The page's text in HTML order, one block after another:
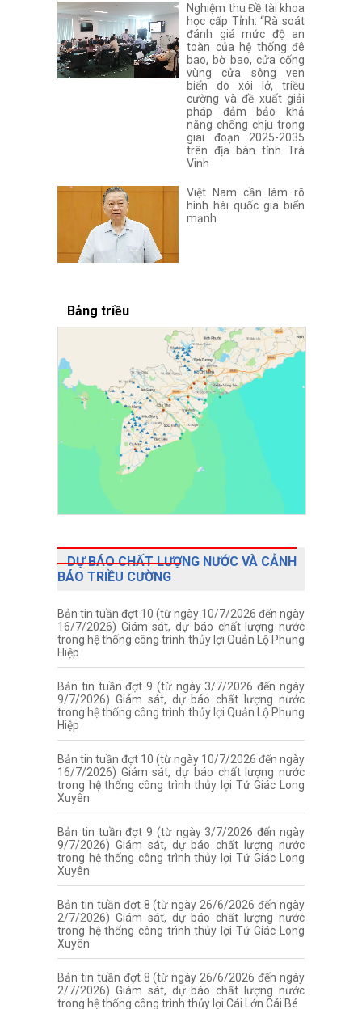
Nghiệm thu Đề tài khoa
học cấp Tỉnh: “Rà soát
đánh giá mức độ an
toàn của hệ thống đê
bao, bờ bao, cửa cống
vùng cửa sông ven
biển do xói lở, triều
cường và đề xuất giải
pháp đảm bảo khả
năng chống chịu trong
giai đoạn 2025-2035
trên địa bàn tỉnh Trà
Vinh
Việt Nam cần làm rõ
hình hài quốc gia biển
mạnh
Bảng triều
DỰ BÁO CHẤT LƯỢNG NƯỚC VÀ CẢNH
BÁO TRIỀU CƯỜNG
Bản tin tuần đợt 10 (từ ngày 10/7/2026 đến ngày
16/7/2026) Giám sát, dự báo chất lượng nước
trong hệ thống công trình thủy lợi Quản Lộ Phụng
Hiệp
Bản tin tuần đợt 9 (từ ngày 3/7/2026 đến ngày
9/7/2026) Giám sát, dự báo chất lượng nước
trong hệ thống công trình thủy lợi Quản Lộ Phụng
Hiệp
Bản tin tuần đợt 10 (từ ngày 10/7/2026 đến ngày
16/7/2026) Giám sát, dự báo chất lượng nước
trong hệ thống công trình thủy lợi Tứ Giác Long
Xuyên
Bản tin tuần đợt 9 (từ ngày 3/7/2026 đến ngày
9/7/2026) Giám sát, dự báo chất lượng nước
trong hệ thống công trình thủy lợi Tứ Giác Long
Xuyên
Bản tin tuần đợt 8 (từ ngày 26/6/2026 đến ngày
2/7/2026) Giám sát, dự báo chất lượng nước
trong hệ thống công trình thủy lợi Tứ Giác Long
Xuyên
Bản tin tuần đợt 8 (từ ngày 26/6/2026 đến ngày
2/7/2026) Giám sát, dự báo chất lượng nước
trong hệ thống công trình thủy lợi Cái Lớn Cái Bé